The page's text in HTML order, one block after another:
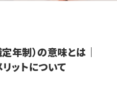
年制）の意味とは｜
ットについて